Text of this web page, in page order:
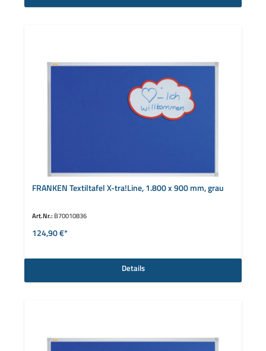
FRANKEN Textiltafel X-tra!Line, 1.800 x 900 mm, grau
Art.Nr.: B70010836
124,90 €*
Details